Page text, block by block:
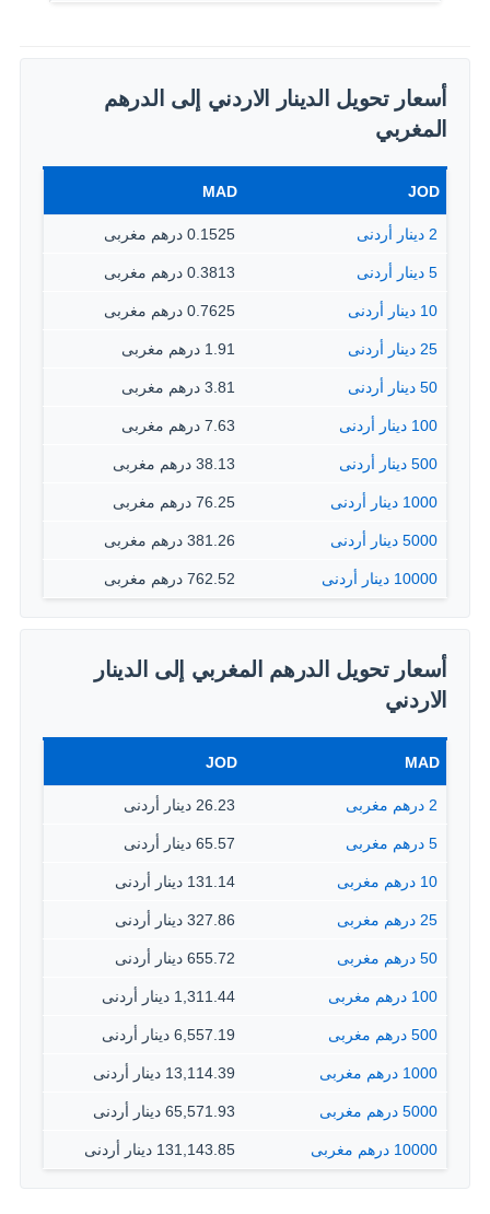
أسعار تحويل الدينار الاردني إلى الدرهم
المغربي
JOD
MAD
2 دينار أردنى 0.1525 درهم مغربى
5 دينار أردنى 0.3813 درهم مغربى
10 دينار أردنى 0.7625 درهم مغربى
25 دينار أردنى 1.91 درهم مغربى
50 دينار أردنى 3.81 درهم مغربى
100 دينار أردنى 7.63 درهم مغربى
500 دينار أردنى 38.13 درهم مغربى
1000 دينار أردنى 76.25 درهم مغربى
5000 دينار أردنى 381.26 درهم مغربى
10000 دينار أردنى 762.52 درهم مغربى
أسعار تحويل الدرهم المغربي إلى الدينار
الاردني
MAD
JOD
2 درهم مغربى 26.23 دينار أردنى
5 درهم مغربى 65.57 دينار أردنى
10 درهم مغربى 131.14 دينار أردنى
25 درهم مغربى 327.86 دينار أردنى
50 درهم مغربى 655.72 دينار أردنى
100 درهم مغربى 1,311.44 دينار أردنى
500 درهم مغربى 6,557.19 دينار أردنى
1000 درهم مغربى 13,114.39 دينار أردنى
5000 درهم مغربى 65,571.93 دينار أردنى
10000 درهم مغربى 131,143.85 دينار أردنى